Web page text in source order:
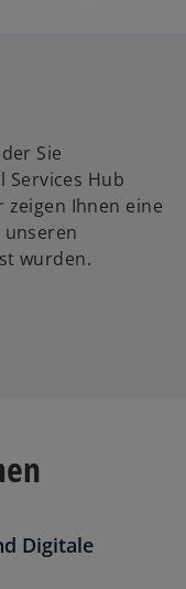
Sie
Services Hub
Ihnen eine
wurden.
Digitale